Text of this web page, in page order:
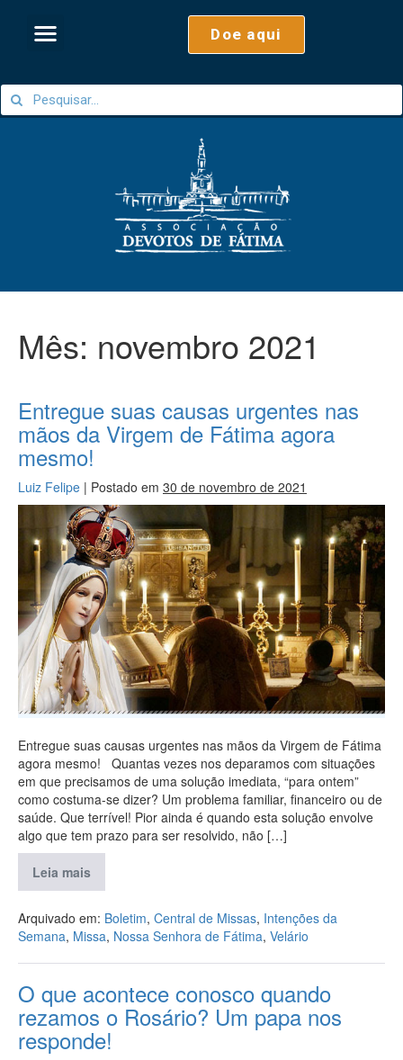
Doe aqui
Mês: novembro 2021
Entregue suas causas urgentes nas
mãos da Virgem de Fátima agora
mesmo!
Luiz Felipe | Postado em 30 de novembro de 2021
Entregue suas causas urgentes nas mãos da Virgem de Fátima
agora mesmo! Quantas vezes nos deparamos com situações
em que precisamos de uma solução imediata, “para ontem”
como costuma-se dizer? Um problema familiar, financeiro ou de
saúde. Que terrível! Pior ainda é quando esta solução envolve
algo que tem prazo para ser resolvido, não […]
Leia mais
Arquivado em: Boletim, Central de Missas, Intenções da
Semana, Missa, Nossa Senhora de Fátima, Velário
O que acontece conosco quando
rezamos o Rosário? Um papa nos
responde!